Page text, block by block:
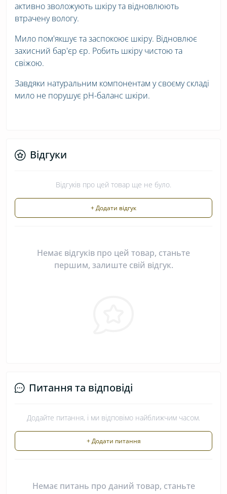
активно зволожують шкіру та відновлюють
втрачену вологу.
Мило пом'якшує та заспокоює шкіру. Відновлює
захисний бар'єр єр. Робить шкіру чистою та
свіжою.
Завдяки натуральним компонентам у своєму складі
мило не порушує рН-баланс шкіри.
Відгуки
Відгуків про цей товар ще не було.
+ Додати відгук
Немає відгуків про цей товар, станьте
першим, залиште свій відгук.
Питання та відповіді
Додайте питання, і ми відповімо найближчим часом.
+ Додати питання
Немає питань про даний товар, станьте